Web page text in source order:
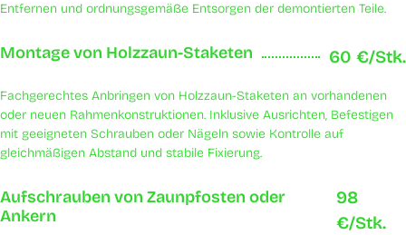
Entfernen und ordnungsgemäße Entsorgen der demontierten Teile.
Montage von Holzzaun-Staketen 60 €/Stk.
Fachgerechtes Anbringen von Holzzaun-Staketen an vorhandenen
oder neuen Rahmenkonstruktionen. Inklusive Ausrichten, Befestigen
mit geeigneten Schrauben oder Nägeln sowie Kontrolle auf
gleichmäßigen Abstand und stabile Fixierung.
Aufschrauben von Zaunpfosten oder
Ankern
98
€/Stk.